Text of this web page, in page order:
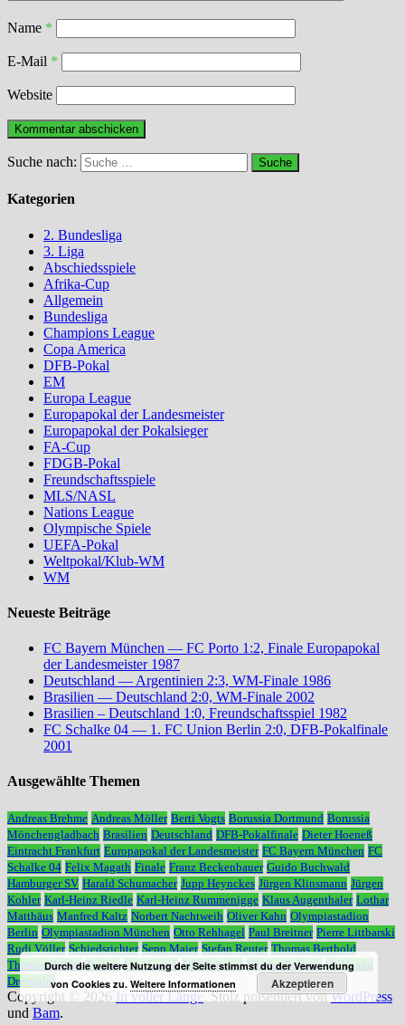
Name *
E-Mail *
Website
Suche nach:
Kategorien
2. Bundesliga
3. Liga
Abschiedsspiele
Afrika-Cup
Allgemein
Bundesliga
Champions League
Copa America
DFB-Pokal
EM
Europa League
Europapokal der Landesmeister
Europapokal der Pokalsieger
FA-Cup
FDGB-Pokal
Freundschaftsspiele
MLS/NASL
Nations League
Olympische Spiele
UEFA-Pokal
Weltpokal/Klub-WM
WM
Neueste Beiträge
FC Bayern München — FC Porto 1:2, Finale Europapokal
der Landesmeister 1987
Deutschland — Argentinien 2:3, WM-Finale 1986
Brasilien — Deutschland 2:0, WM-Finale 2002
Brasilien – Deutschland 1:0, Freundschaftsspiel 1982
FC Schalke 04 — 1. FC Union Berlin 2:0, DFB-Pokalfinale
2001
Ausgewählte Themen
Andreas Brehme Andreas Möller Berti Vogts Borussia Dortmund Borussia
Mönchengladbach Brasilien Deutschland DFB-Pokalfinale Dieter Hoeneß
Eintracht Frankfurt Europapokal der Landesmeister FC Bayern München FC
Schalke 04 Felix Magath Finale Franz Beckenbauer Guido Buchwald
Hamburger SV Harald Schumacher Jupp Heynckes Jürgen Klinsmann Jürgen
Kohler Karl-Heinz Riedle Karl-Heinz Rummenigge Klaus Augenthaler Lothar
Matthäus Manfred Kaltz Norbert Nachtweih Oliver Kahn Olympiastadion
Berlin Olympiastadion München Otto Rehhagel Paul Breitner Pierre Littbarski
Rudi Völler Schiedsrichter Sepp Maier Stefan Reuter Thomas Berthold
Thomas Häßler Trainer Udo Lattek UEFA-Pokal Werder Bremen Wolfgang
Dremmler
Copyright © 2026 In voller Länge. Stolz präsentiert vonWordPress
und Bam.
Durch die weitere Nutzung der Seite stimmst du der Verwendung
von Cookies zu.Weitere Informationen Akzeptieren